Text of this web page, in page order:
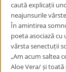
caută explicații
neajunsurile
În amintirea
poeta asociază
vârsta senectuții
„Am acum saltea
Aloe Vera/ și